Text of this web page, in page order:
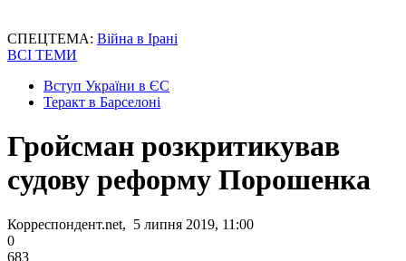
СПЕЦТЕМА: Війна в Ірані
ВСІ ТЕМИ
Вступ України в ЄС
Теракт в Барселоні
Гройсман розкритикував
судову реформу Порошенка
Корреспондент.net, 5 липня 2019, 11:00
0
683